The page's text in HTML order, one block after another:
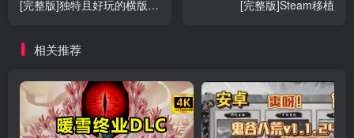
[完整版]独特且好玩的横版策
[完整版]Steam移植
相关推荐